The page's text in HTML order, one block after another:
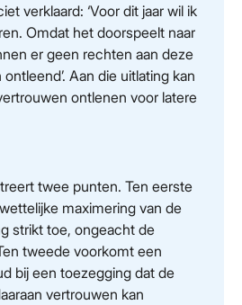
verklaard: ‘Voor dit jaar wil ik
Omdat het doorspeelt naar
er geen rechten aan deze
Aan die uitlating kan
ontlenen voor latere
twee punten. Ten eerste
maximering van de
strikt toe, ongeacht de
tweede voorkomt een
bij een toezegging dat de
vertrouwen kan